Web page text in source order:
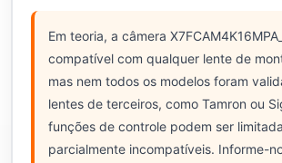
Em teoria, a câmera
compatível com qualquer lente de
mas nem todos os modelos foram
lentes de terceiros, como Tamron ou
funções de controle podem ser
parcialmente incompatíveis. Informe-